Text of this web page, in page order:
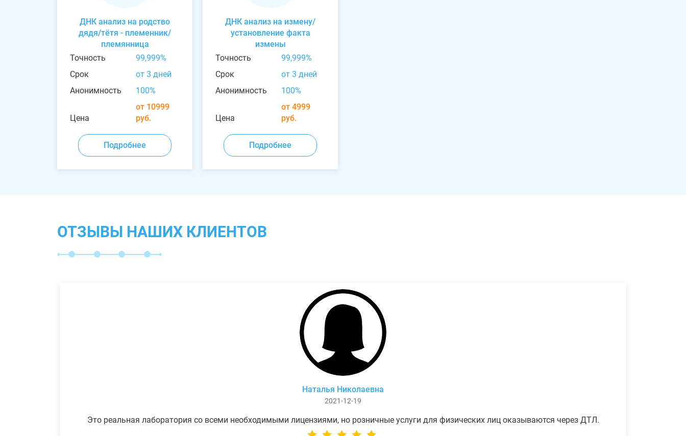
ДНК анализ на родство
дядя/тётя - племенник/
племянница
Точность
99,999%
Срок
от 3 дней
Анонимность
100%
Цена
от 10999
руб.
Подробнее
ДНК анализ на измену/
установление факта
измены
Точность
99,999%
Срок
от 3 дней
Анонимность
100%
Цена
от 4999
руб.
Подробнее
ОТЗЫВЫ НАШИХ КЛИЕНТОВ
Наталья Николаевна
2021-12-19
Это реальная лаборатория со всеми необходимыми лицензиями, но розничные услуги для физических лиц оказываются через ДТЛ.